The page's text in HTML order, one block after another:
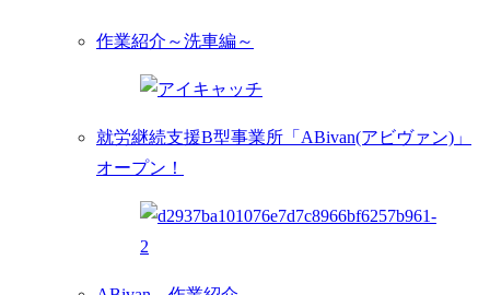
作業紹介～洗車編～
就労継続支援B型事業所「ABivan(アビヴァン)」
オープン！